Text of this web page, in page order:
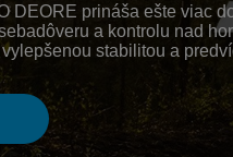
DEORE prináša ešte viac
a kontrolu nad
stabilitou a